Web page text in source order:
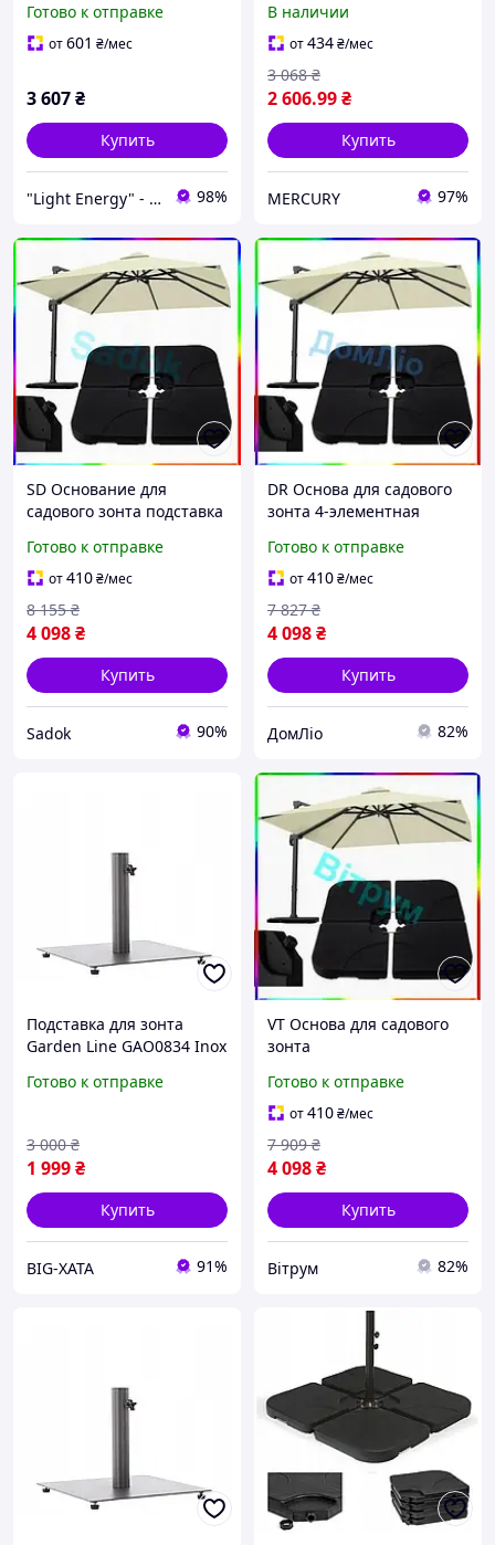
Готово к отправке
от601 ₴/мес
3 607₴
Купить
"Light Energy" - интернет-магазин 98%
В наличии
от434₴/мес
2 606.99₴
3 068 ₴
Купить
MERCURY 97%
SD Основание для
садового зонта подставка
заполнения водой Sadok
top черная Sad-03
Готово к отправке
от410₴/мес
4 098₴
8 155 ₴
Купить
Sadok 90%
DR Основа для садового
зонта 4-элементная
стабильности черная
Doros Prop Doro-l2
Готово к отправке
от410₴/мес
4 098₴
7 827 ₴
Купить
ДомЛіо 82%
Подставка для зонта
Garden Line GAO0834 Inox
Готово к отправке
1 999₴
3 000 ₴
Купить
BIG-XATA 91%
VT Основа для садового
зонта
подставка с водой для
стабильности VITRU MUX
черная VITR-02
Готово к отправке
от410₴/мес
4 098₴
7 909 ₴
Купить
Вітрум 82%